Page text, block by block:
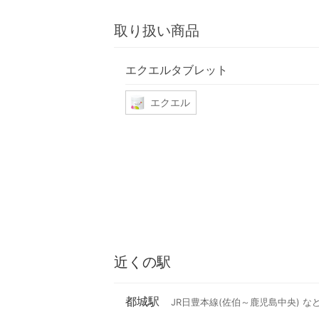
取り扱い商品
エクエルタブレット
エクエル
近くの駅
都城駅 JR日豊本線(佐伯～鹿児島中央) な